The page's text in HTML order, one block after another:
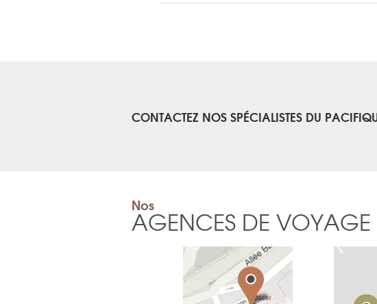
CONTACTEZ NOS SPÉCIALISTES DU
Nos
AGENCES DE VOYAGE